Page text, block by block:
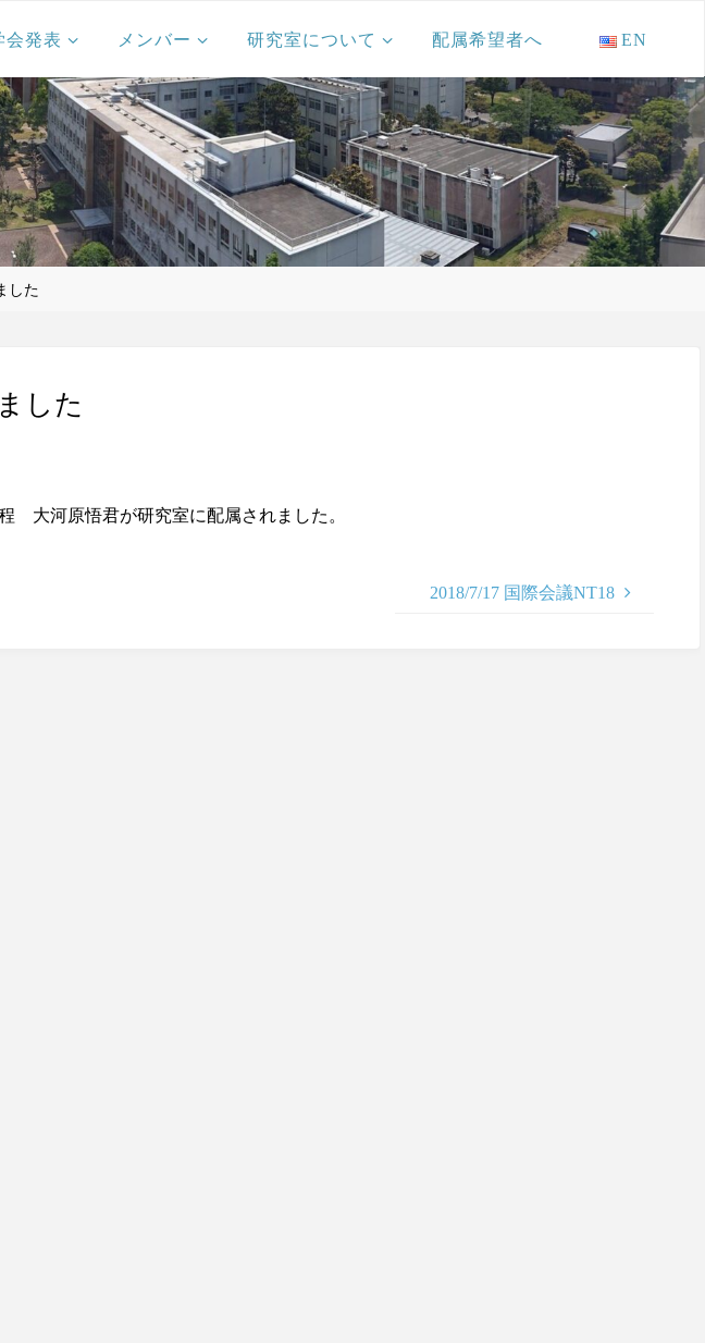
会発表 メンバー 研究室について 配属希望者へ EN
した
した
大河原悟君が研究室に配属されました。
2018/7/17 国際会議NT18